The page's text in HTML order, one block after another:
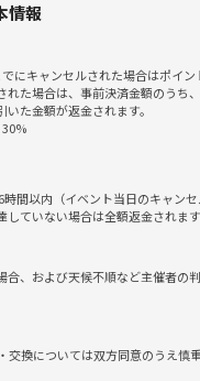
情報
にキャンセルされた場合はポイン
れた場合は、事前決済金額のう
た金額が返金されます。
時間以内（イベント当日のキャン
していない場合は全額返金されます
合、および天候不順など主催者の
交換については双方同意のうえ